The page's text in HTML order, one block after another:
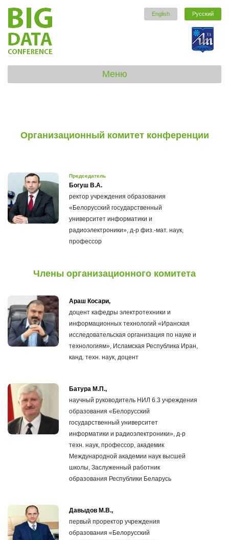
English Русский
Меню
Организационный комитет конференции
Председатель
Богуш В.А.
ректор учреждения образования
«Белорусский государственный
университет информатики и
радиоэлектроники», д-р физ.-мат. наук,
профессор
Члены организационного комитета
Араш Косари,
доцент кафедры электротехники и
информационных технологий «Иранская
исследовательская организация по науке и
технологиям», Исламская Республика Иран,
канд. техн. наук, доцент
Батура М.П.,
научный руководитель НИЛ 6.3 учреждения
образования «Белорусский
государственный университет
информатики и радиоэлектроники», д-р
техн. наук, профессор, академик
Международной академии наук высшей
школы, Заслуженный работник
образования Республики Беларусь
Давыдов М.В.,
первый проректор учреждения
образования «Белорусский